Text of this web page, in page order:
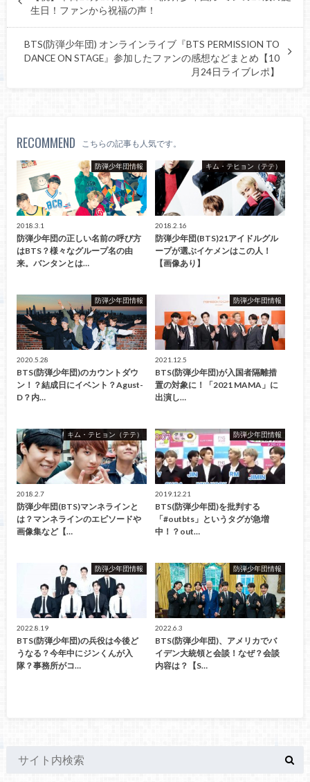
生日！ファンから祝福の声！
BTS(防弾少年団) オンラインライブ『BTS PERMISSION TO
DANCE ON STAGE』参加したファンの感想などまとめ【10
月24日ライブレポ】
RECOMMEND こちらの記事も人気です。
防弾少年団情報
2018.3.1
防弾少年団の正しい名前の呼び方
はBTS？様々なグループ名の由
来。バンタンとは…
キム・テヒョン（テテ）
2018.2.16
防弾少年団(BTS)21アイドルグル
ープが選ぶイケメンはこの人！
【画像あり】
防弾少年団情報
2020.5.28
BTS(防弾少年団)のカウントダウ
ン！？結成日にイベント？Agust-
D？内…
防弾少年団情報
2021.12.5
BTS(防弾少年団)が入国者隔離措
置の対象に！「2021 MAMA」に
出演し…
キム・テヒョン（テテ）
2018.2.7
防弾少年団(BTS)マンネラインと
は？マンネラインのエピソードや
画像集など【…
防弾少年団情報
2019.12.21
BTS(防弾少年団)を批判する
「#outbts」というタグが急増
中！？out…
防弾少年団情報
2022.8.19
BTS(防弾少年団)の兵役は今後ど
うなる？今年中にジンくんが入
隊？事務所がコ…
防弾少年団情報
2022.6.3
BTS(防弾少年団)、アメリカでバ
イデン大統領と会談！なぜ？会談
内容は？【S…